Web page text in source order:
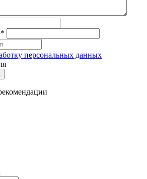
*
персональных данных